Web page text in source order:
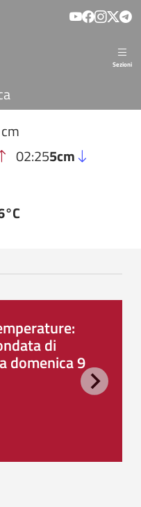
Sezioni
02:255cm
di
domenica 9